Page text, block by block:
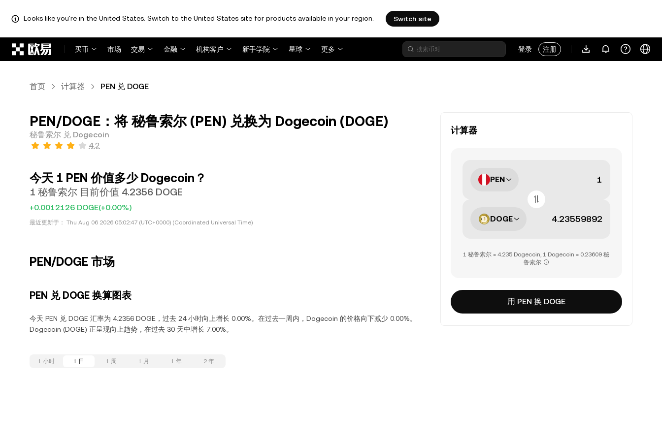
Looks like you're in the United States. Switch to the United States site for products available in your region. Switch site
买币
市场 交易 金融 机构客户 新手学院 星球 更多 登录 注册
首页 计算器 PEN 兑 DOGE
PEN/DOGE：将 秘鲁索尔 (PEN) 兑换为 Dogecoin (DOGE)
秘鲁索尔 兑 Dogecoin
4.2
今天 1 PEN 价值多少 Dogecoin？
1 秘鲁索尔 目前价值 4.2356 DOGE
+0.0012126 DOGE(+0.00%)
最近更新于： Thu Aug 06 2026 05:02:47 (UTC+0000) (Coordinated Universal Time)
PEN/DOGE 市场
PEN 兑 DOGE 换算图表
今天 PEN 兑 DOGE 汇率为 4.2356 DOGE，过去 24 小时向上增长 0.00%。在过去一周内，Dogecoin 的价格向下减少 0.00%。
Dogecoin (DOGE) 正呈现向上趋势，在过去 30 天中增长 7.00%。
1 小时 1 日 1 周 1 月 1 年 2 年
计算器
PEN
DOGE
1 秘鲁索尔 = 4.235 Dogecoin, 1 Dogecoin = 0.23609 秘
鲁索尔
用 PEN 换 DOGE